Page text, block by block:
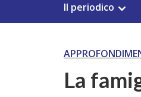
Il periodico
La